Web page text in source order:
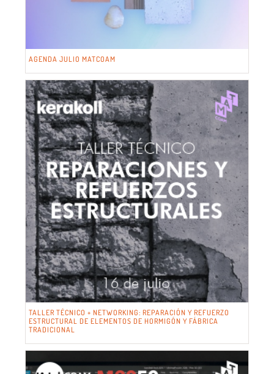
AGENDA JULIO MATCOAM
TALLER TÉCNICO + NETWORKING: REPARACIÓN Y REFUERZO
ESTRUCTURAL DE ELEMENTOS DE HORMIGÓN Y FÁBRICA
TRADICIONAL